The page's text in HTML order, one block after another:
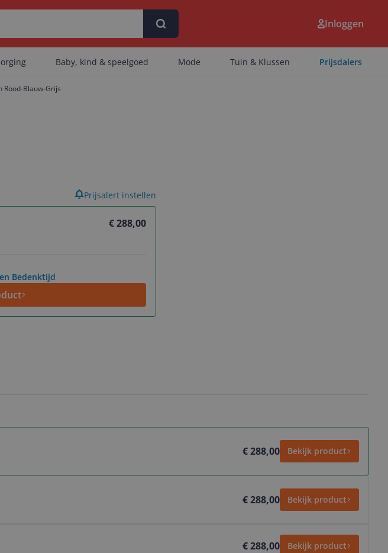
Inloggen
Baby, kind & speelgoed Mode Tuin & Klussen Prijsdalers
Rood-Blauw-Grijs
€ 288,00
Bedenktijd
Prijsalert instellen
€ 288,00 Bekijk product
€ 288,00 Bekijk product
€ 288,00 Bekijk product